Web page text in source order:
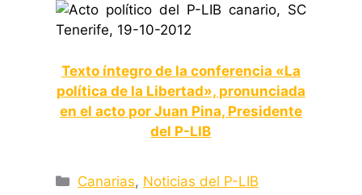
Texto íntegro de la conferencia «La
política de la Libertad», pronunciada
en el acto por Juan Pina, Presidente
del P-LIB
Categorías
Canarias, Noticias del P-LIB